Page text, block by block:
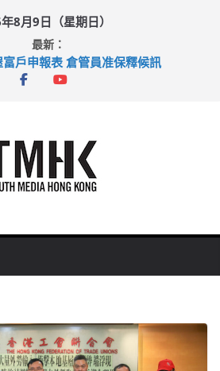
8月9日（星期日）
最新：
戶申報表 倉管員准保釋候訊